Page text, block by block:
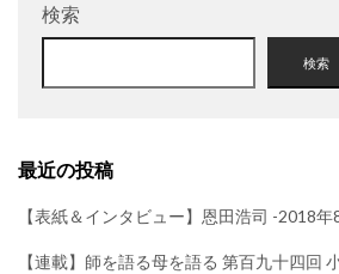
検索
検索
最近の投稿
【表紙＆インタビュー】恩田浩司 -2018年
【連載】師を語る母を語る 第百九十四回